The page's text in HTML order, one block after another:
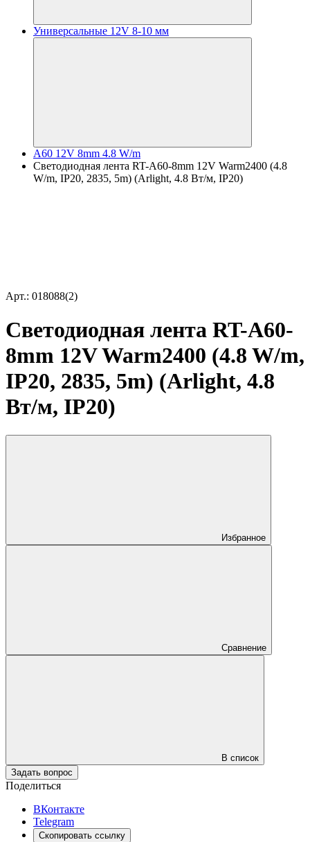
Универсальные 12V 8-10 мм
A60 12V 8mm 4.8 W/m
Светодиодная лента RT-A60-8mm 12V Warm2400 (4.8
W/m, IP20, 2835, 5m) (Arlight, 4.8 Вт/м, IP20)
Арт.: 018088(2)
Светодиодная лента RT-A60-
8mm 12V Warm2400 (4.8 W/m,
IP20, 2835, 5m) (Arlight, 4.8
Вт/м, IP20)
Избранное
Сравнение
В список
Задать вопрос
Поделиться
ВКонтакте
Telegram
Скопировать ссылку